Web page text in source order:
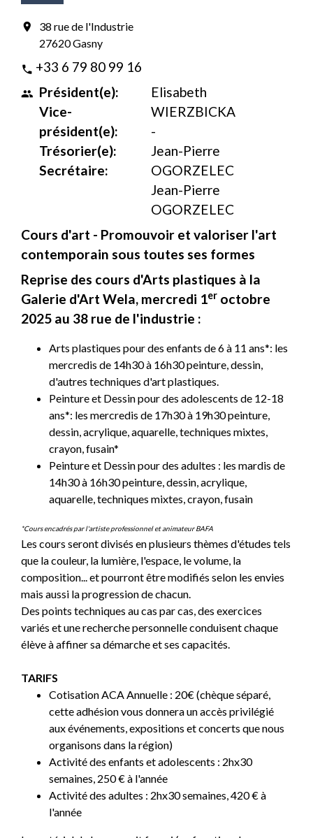
location_on
38 rue de l'Industrie
27620 Gasny
phone +33 6 79 80 99 16
people Président(e):
Vice-
président(e):
Trésorier(e):
Secrétaire:
Elisabeth
WIERZBICKA
-
Jean-Pierre
OGORZELEC
Jean-Pierre
OGORZELEC
Cours d'art - Promouvoir et valoriser l'art
contemporain sous toutes ses formes
Reprise des cours d'Arts plastiques à la
Galerie d'Art Wela, mercredi 1er octobre
2025 au 38 rue de l'industrie :
Arts plastiques pour des enfants de 6 à 11 ans*: les
mercredis de 14h30 à 16h30 peinture, dessin,
d'autres techniques d'art plastiques.
Peinture et Dessin pour des adolescents de 12-18
ans*: les mercredis de 17h30 à 19h30 peinture,
dessin, acrylique, aquarelle, techniques mixtes,
crayon, fusain*
Peinture et Dessin pour des adultes : les mardis de
14h30 à 16h30 peinture, dessin, acrylique,
aquarelle, techniques mixtes, crayon, fusain
*Cours encadrés par l'artiste professionnel et animateur BAFA
Les cours seront divisés en plusieurs thèmes d'études tels
que la couleur, la lumière, l'espace, le volume, la
composition... et pourront être modifiés selon les envies
mais aussi la progression de chacun.
Des points techniques au cas par cas, des exercices
variés et une recherche personnelle conduisent chaque
élève à affiner sa démarche et ses capacités.
TARIFS
Cotisation ACA Annuelle : 20€ (chèque séparé,
cette adhésion vous donnera un accès privilégié
aux événements, expositions et concerts que nous
organisons dans la région)
Activité des enfants et adolescents : 2hx30
semaines, 250 € à l'année
Activité des adultes : 2hx30 semaines, 420 € à
l'année